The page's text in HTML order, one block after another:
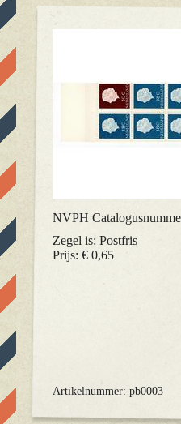
NVPH
Zegel is: Postfris
Prijs: € 0,65
Artikelnummer: pb0003